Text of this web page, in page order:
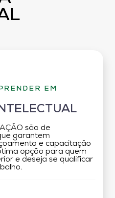
EM
são de
garantem
e capacitação
opção para quem
e deseja se qualificar